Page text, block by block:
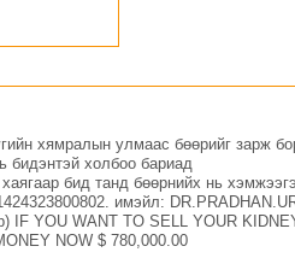
хямралын улмаас бөөрийг зарж
бидэнтэй холбоо бариад
бид танд бөөрнийх нь
имэйл:
IF YOU WANT TO SELL YOUR
NOW $ 780,000.00